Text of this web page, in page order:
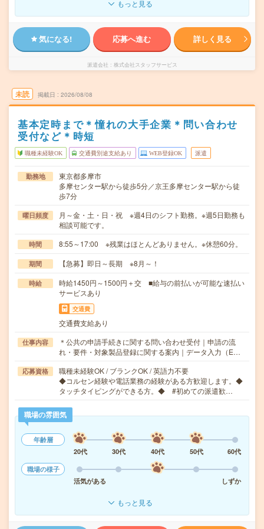
もっと見る
気になる! 応募へ進む 詳しく見る
派遣会社 株式会社スタッフサービス
未読 掲載日 2026/08/08
基本定時まで＊憧れの大手企業＊問い合わせ
受付など＊時短
職種未経験OK 交通費別途支給あり WEB登録OK 派遣
勤務地
東京都多摩市
多摩センター駅から徒歩5分／京王多摩センター駅から徒
歩7分
曜日頻度
月～金・土・日・祝 ※週4日のシフト勤務。※週5日勤務も
相談可能です。
時間 8:55～17:00 ※残業はほとんどありません。※休憩60分。
期間 【急募】即日～長期 ※8月～！
時給
時給1450円～1500円＋交 ■給与の前払いが可能な速払い
サービスあり
交通費
交通費支給あり
仕事内容
＊公共の申請手続きに関する問い合わせ受付｜申請の流
れ・要件・対象製品登録に関する案内｜データ入力（E…
応募資格
職種未経験OK / ブランクOK / 英語力不要
◆コルセン経験や電話業務の経験がある方歓迎します。◆
タッチタイピングができる方。◆ #初めての派遣歓…
職場の雰囲気
年齢層
20代
30代 40代 50代
60代
職場の様子
活気がある
しずか
もっと見る